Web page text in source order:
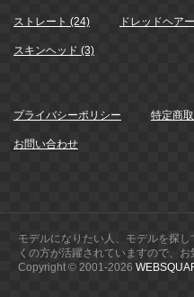
ストレート (24) ドレッドヘア
スキンヘッド (3)
プライバシーポリシー 特定商
お問い合わせ
モデルになりたい人、モデルを探
くの方が活躍されていますので、お
Copyright © 2001-2026